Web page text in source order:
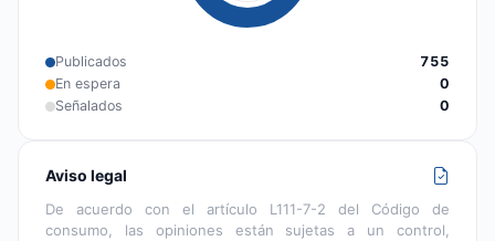
Publicados
755
En espera
0
Señalados
0
Aviso legal
De acuerdo con el artículo L111-7-2 del Código de
consumo, las opiniones están sujetas a un control,